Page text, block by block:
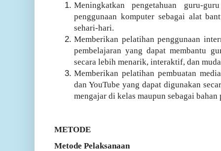
Meningkatkan pengetahuan guru-
penggunaan komputer sebagai alat
sehari-hari.
Memberikan pelatihan penggunaan
pembelajaran yang dapat membantu
secara lebih menarik, interaktif, dan
Memberikan pelatihan pembuatan
dan YouTube yang dapat digunakan
mengajar di kelas maupun sebagai
METODE
Metode Pelaksanaan